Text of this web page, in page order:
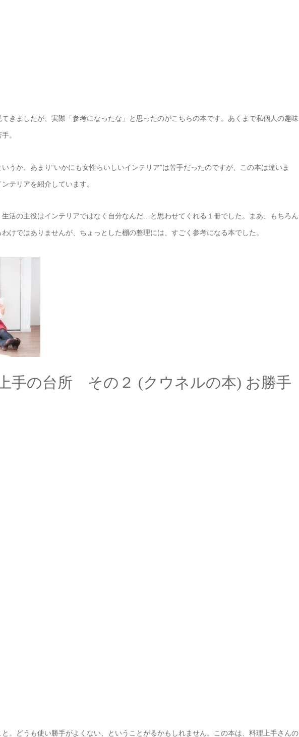
きましたが、実際「参考になったな」と思ったのがこちらの本です。あくまで私個人の趣味
。
うか、あまり“いかにも女性らいしいインテリア”は苦手だったのですが、この本は違いま
テリアを紹介しています。
活の主役はインテリアではなく自分なんだ…と思わせてくれる１冊でした。まあ、もちろん
けではありませんが、ちょっとした棚の整理には、すごく参考になる本でした。
手の台所 その２ (クウネルの本) お勝手
。どうも使い勝手がよくない、ということがるかもしれません。この本は、料理上手さんの